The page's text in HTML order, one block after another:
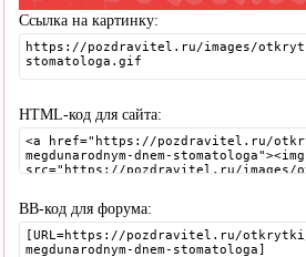
Ссылка на картинку:
HTML-код для сайта:
BB-код для форума: